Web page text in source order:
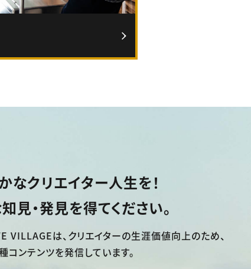
なクリエイター人生を！
見・発見を得てください。
VILLAGEは、 クリエイターの生涯価値向上のため、
コンテンツを発信しています。